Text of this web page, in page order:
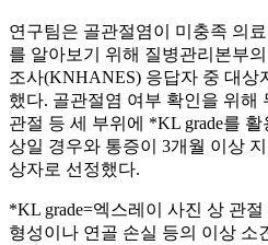
연구팀은 골관절염이 미충족 의
를 알아보기 위해 질병관리본부
조사(KNHANES) 응답자 중 대상
했다. 골관절염 여부 확인을 위해
관절 등 세 부위에 *KL grade를 활
상일 경우와 통증이 3개월 이상
상자로 선정했다.
*KL grade=엑스레이 사진 상 관
형성이나 연골 손실 등의 이상 소